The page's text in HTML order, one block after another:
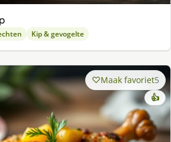
Kip & gevogelte
Maak favoriet5
👍